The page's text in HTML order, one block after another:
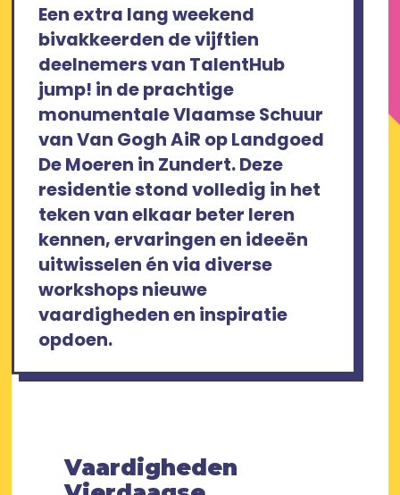
Een extra lang weekend
bivakkeerden de vijftien
deelnemers van TalentHub
jump! in de prachtige
monumentale Vlaamse Schuur
van Van Gogh AiR op Landgoed
De Moeren in Zundert. Deze
residentie stond volledig in het
teken van elkaar beter leren
kennen, ervaringen en ideeën
uitwisselen én via diverse
workshops nieuwe
vaardigheden en inspiratie
opdoen.
Vaardigheden